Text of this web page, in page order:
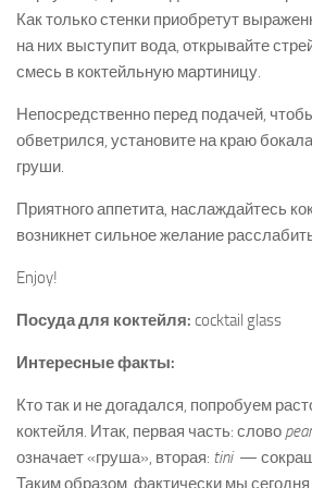
Как только стенки приобретут
на них выступит вода, открывайте
смесь в коктейльную мартиницу.
Непосредственно перед подачей,
обветрился, установите на краю
груши.
Приятного аппетита, наслаждайтесь
возникнет сильное желание
Enjoy!
Посуда для коктейля: cocktail glass
Интересные факты:
Кто так и не догадался, попробуем
коктейля. Итак, первая часть: слово
означает «груша», вторая: tini —
Таким образом, фактически мы сегодня